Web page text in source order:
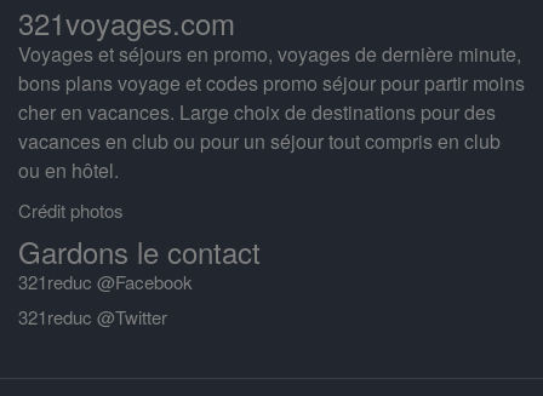
321voyages.com
Voyages et séjours en promo, voyages de dernière minute,
bons plans voyage et codes promo séjour pour partir moins
cher en vacances. Large choix de destinations pour des
vacances en club ou pour un séjour tout compris en club
ou en hôtel.
Crédit photos
Gardons le contact
321reduc @Facebook
321reduc @Twitter